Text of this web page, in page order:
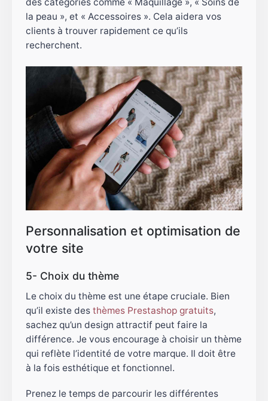
la peau », et « Accessoires ». Cela aidera vos
clients à trouver rapidement ce qu’ils
recherchent.
Personnalisation et optimisation de
votre site
5- Choix du thème
Le choix du thème est une étape cruciale. Bien
qu’il existe desthèmes Prestashop gratuits,
sachez qu’un design attractif peut faire la
différence. Je vous encourage à choisir un thème
qui reflète l’identité de votre marque. Il doit être
à la fois esthétique et fonctionnel.
Prenez le temps de parcourir les différentes